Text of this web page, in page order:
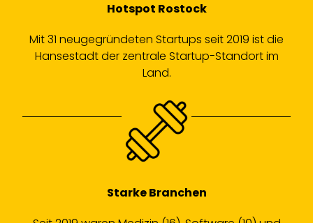
Hotspot Rostock
Mit 31 neugegründeten Startups seit 2019 ist die
Hansestadt der zentrale Startup-Standort im
Land.
Starke Branchen